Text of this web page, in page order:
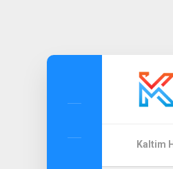
Kaltim